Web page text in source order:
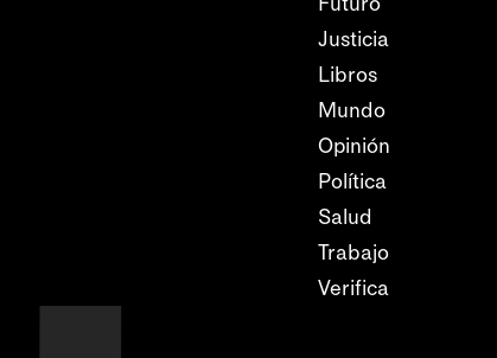
Justicia
Libros
Mundo
Opinión
Política
Salud
Trabajo
Verifica